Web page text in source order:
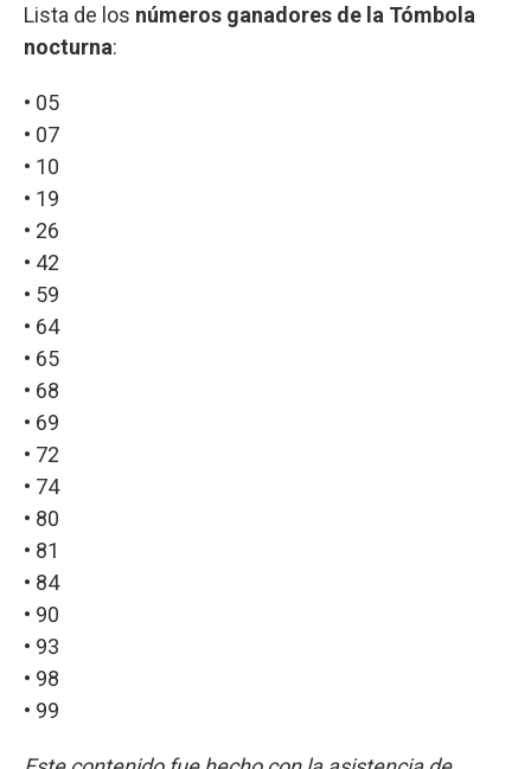
Lista de los números ganadores de la Tómbola
nocturna:
• 05
• 07
• 10
• 19
• 26
• 42
• 59
• 64
• 65
• 68
• 69
• 72
• 74
• 80
• 81
• 84
• 90
• 93
• 98
• 99